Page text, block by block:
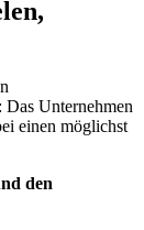
Das Unternehmen
einen möglichst
den